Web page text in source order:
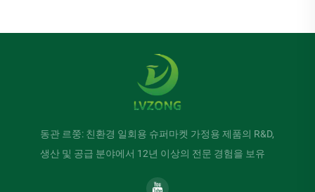
동관 르쭝: 친환경 일회용 슈퍼마켓 가정용 제품의 R&D,
생산 및 공급 분야에서 12년 이상의 전문 경험을 보유